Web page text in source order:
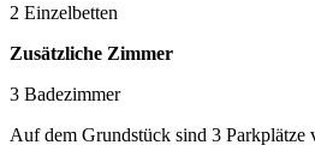
2 Einzelbetten
Zusätzliche Zimmer
3 Badezimmer
Auf dem Grundstück sind 3 Parkplätze